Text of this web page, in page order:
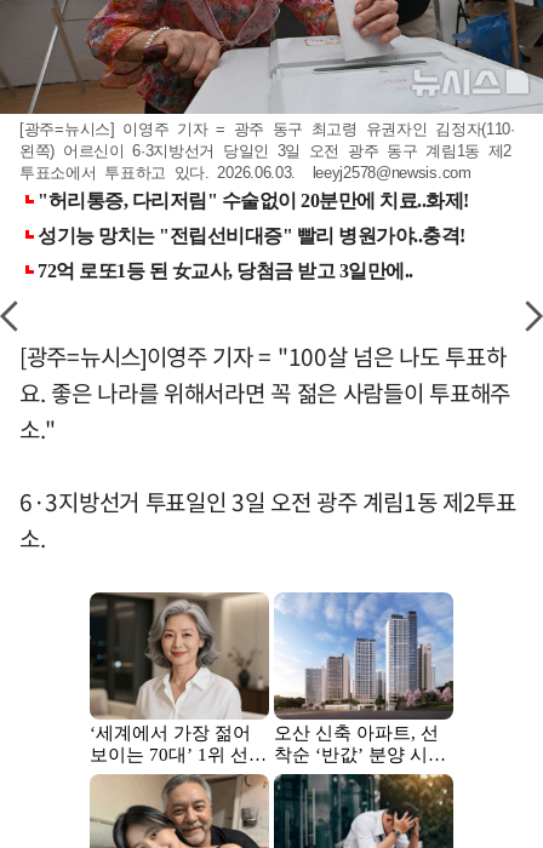
[광주=뉴시스] 이영주 기자 = 광주 동구 최고령 유권자인 김정자(110·
왼쪽) 어르신이 6·3지방선거 당일인 3일 오전 광주 동구 계림1동 제2
투표소에서 투표하고 있다. 2026.06.03.
leeyj2578@newsis.com
[광주=뉴시스]이영주 기자 = "100살 넘은 나도 투표하
요. 좋은 나라를 위해서라면 꼭 젊은 사람들이 투표해주
소."
6·3지방선거 투표일인 3일 오전 광주 계림1동 제2투표
소.